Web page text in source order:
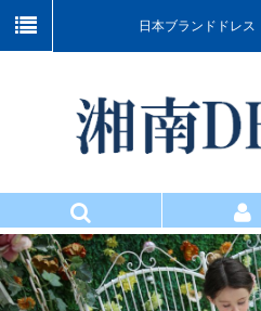
日本ブランドドレ
TOP
商品一覧